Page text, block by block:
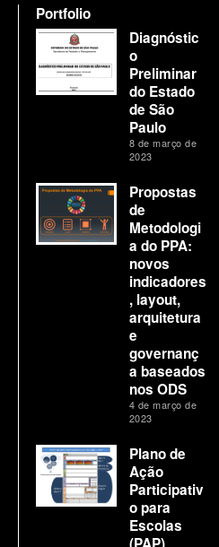
Portfolio
Diagnóstic
o
Preliminar
do Estado
de São
Paulo
8 de março de
2023
Propostas
de
Metodologi
a do PPA:
novos
indicadores
, layout,
arquitetura
e
governanç
a baseados
nos ODS
4 de março de
2023
Plano de
Ação
Participativ
o para
Escolas